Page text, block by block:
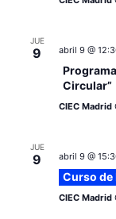
JUE
9 abril 9 @
Circular”
CIEC Madrid
JUE
9 abril 9 @
Curso de
CIEC Madrid